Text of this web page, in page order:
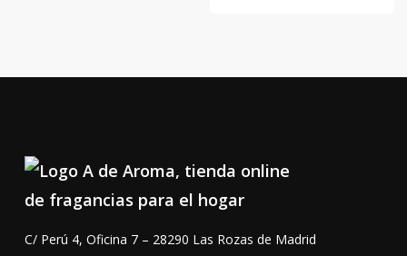
C/ Perú 4, Oficina 7 – 28290 Las Rozas de Madrid